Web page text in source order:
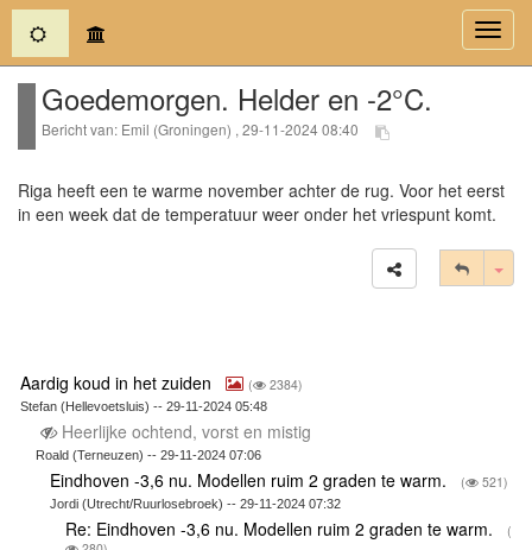
(current)
Goedemorgen. Helder en -2°C.
Bericht van: Emil (Groningen) , 29-11-2024 08:40
Riga heeft een te warme november achter de rug. Voor het eerst
in een week dat de temperatuur weer onder het vriespunt komt.
Aardig koud in het zuiden ( 2384)
Stefan (Hellevoetsluis) -- 29-11-2024 05:48
Heerlijke ochtend, vorst en mistig
Roald (Terneuzen) -- 29-11-2024 07:06
Eindhoven -3,6 nu. Modellen ruim 2 graden te warm. ( 521)
Jordi (Utrecht/Ruurlosebroek) -- 29-11-2024 07:32
Re: Eindhoven -3,6 nu. Modellen ruim 2 graden te warm.
(